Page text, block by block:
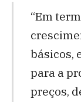
“Em
básicos,
para a
preços,